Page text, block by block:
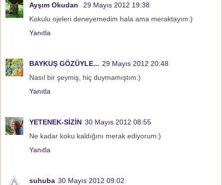
Ayşım Okudan
29 Mayıs 2012 19:38
Kokulu ojeleri deneyemedim hala ama meraktayım:)
Yanıtla
BAYKUŞ GÖZÜYLE... 29 Mayıs 2012 20:48
Nasıl bir şeymiş, hiç duymamıştım:)
Yanıtla
YETENEK-SİZİN 30 Mayıs 2012 08:55
Ne kadar koku kaldığını merak ediyorum:)
Yanıtla
suhuba 30 Mayıs 2012 09:02